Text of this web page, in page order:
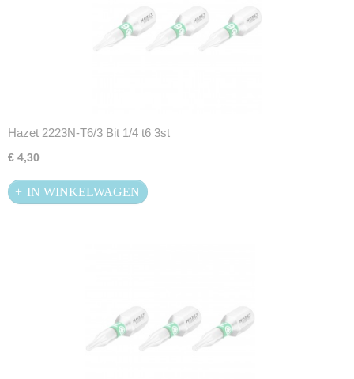
Hazet 2223N-T6/3 Bit 1/4 t6 3st
€ 4,30
IN WINKELWAGEN